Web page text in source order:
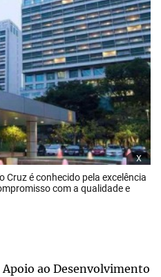
x
Cruz é conhecido pela excelência
com a qualidade e
ao Desenvolvimento